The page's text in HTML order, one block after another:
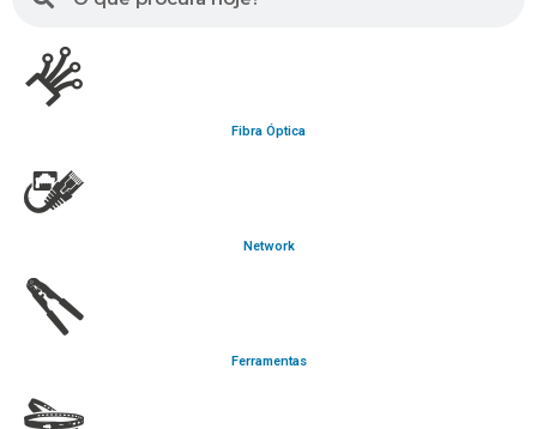
Fibra Óptica
Network
Ferramentas